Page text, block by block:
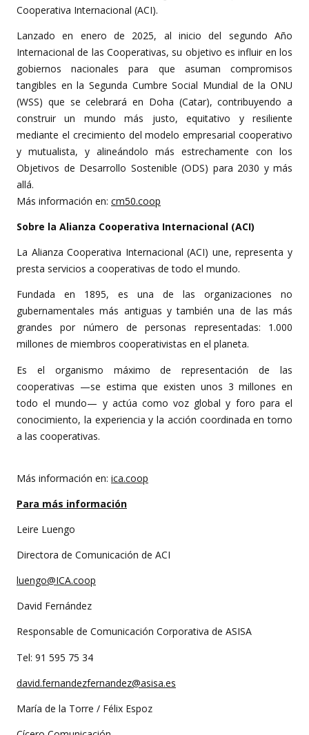
Cooperativa Internacional (ACI).
Lanzado en enero de 2025, al inicio del segundo Año
Internacional de las Cooperativas, su objetivo es influir en los
gobiernos nacionales para que asuman compromisos
tangibles en la Segunda Cumbre Social Mundial de la ONU
(WSS) que se celebrará en Doha (Catar), contribuyendo a
construir un mundo más justo, equitativo y resiliente
mediante el crecimiento del modelo empresarial cooperativo
y mutualista, y alineándolo más estrechamente con los
Objetivos de Desarrollo Sostenible (ODS) para 2030 y más
allá.
Más información en: cm50.coop
Sobre la Alianza Cooperativa Internacional (ACI)
La Alianza Cooperativa Internacional (ACI) une, representa y
presta servicios a cooperativas de todo el mundo.
Fundada en 1895, es una de las organizaciones no
gubernamentales más antiguas y también una de las más
grandes por número de personas representadas: 1.000
millones de miembros cooperativistas en el planeta.
Es el organismo máximo de representación de las
cooperativas —se estima que existen unos 3 millones en
todo el mundo— y actúa como voz global y foro para el
conocimiento, la experiencia y la acción coordinada en torno
a las cooperativas.
Más información en: ica.coop
Para más información
Leire Luengo
Directora de Comunicación de ACI
luengo@ICA.coop
David Fernández
Responsable de Comunicación Corporativa de ASISA
Tel: 91 595 75 34
david.fernandezfernandez@asisa.es
María de la Torre / Félix Espoz